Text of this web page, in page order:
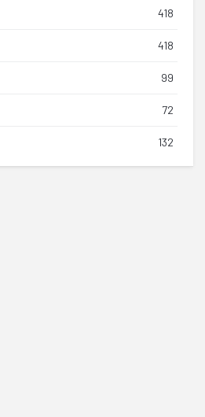
418
418
99
72
132